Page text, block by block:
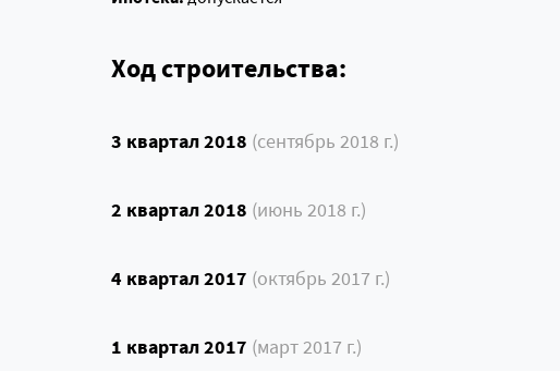
Ход строительства:
3 квартал 2018 (сентябрь 2018 г.)
2 квартал 2018 (июнь 2018 г.)
4 квартал 2017 (октябрь 2017 г.)
1 квартал 2017 (март 2017 г.)